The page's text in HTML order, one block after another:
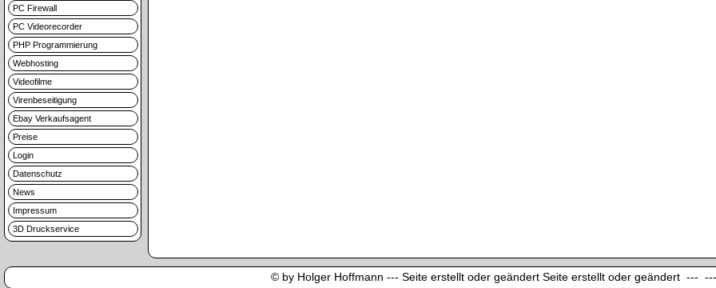
PC Firewall
PC Videorecorder
PHP Programmierung
Webhosting
Videofilme
Virenbeseitigung
Ebay Verkaufsagent
Preise
Login
Datenschutz
News
Impressum
3D Druckservice
© by Holger Hoffmann --- Seite erstellt oder geändert Seite erstellt oder geändert ---